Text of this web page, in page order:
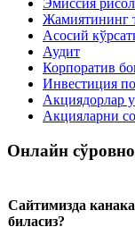
Эмиссия
Жамиятининг
Асосий
Аудит
Корпоратив
Инвестиция
Акциядорлар
Акцияларни
Онлайн
Сайтимизда
биласиз?